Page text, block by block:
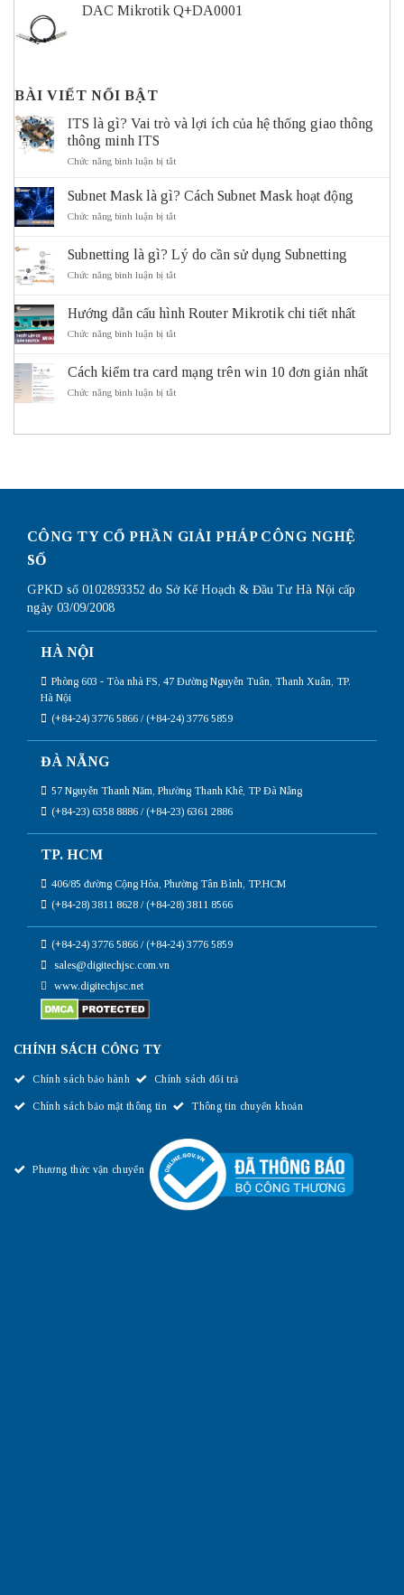
DAC Mikrotik Q+DA0001
BÀI VIẾT NỔI BẬT
ITS là gì? Vai trò và lợi ích của hệ thống giao thông
thông minh ITS
Chức năng bình luận bị tắtở
gì?
Vai
lợi
thống
thông
ITS
Subnet Mask là gì? Cách Subnet Mask hoạt động
Chức năng bình luận bị tắtở
là
Mask
động
Subnetting là gì? Lý do cần sử dụng Subnetting
Chức năng bình luận bị tắtở
gì?
sử
dụng
Subnetting
Hướng dẫn cấu hình Router Mikrotik chi tiết nhất
Chức năng bình luận bị tắtở
cấu
Cách kiểm tra card mạng trên win 10 đơn giản nhất
Chức năng bình luận bị tắtở
tra
nhất
CÔNG TY CỔ PHẦN GIẢI PHÁP CÔNG NGHỆ
SỐ
GPKD số 0102893352 do Sở Kế Hoạch & Đầu Tư Hà Nội cấp
ngày 03/09/2008
HÀ NỘI
Phòng 603 - Tòa nhà FS, 47 Đường Nguyễn Tuân, Thanh Xuân, TP.
Hà Nội
(+84-24) 3776 5866 / (+84-24) 3776 5859
ĐÀ NẴNG
57 Nguyễn Thanh Năm, Phường Thanh Khê, TP Đà Nẵng
(+84-23) 6358 8886 / (+84-23) 6361 2886
TP. HCM
406/85 đường Cộng Hòa, Phường Tân Bình, TP.HCM
(+84-28) 3811 8628 / (+84-28) 3811 8566
(+84-24) 3776 5866 / (+84-24) 3776 5859
sales@digitechjsc.com.vn
www.digitechjsc.net
CHÍNH SÁCH CÔNG TY
Chính sách bảo hành Chính sách đổi trả
Chính sách bảo mật thông tin Thông tin chuyển khoản
Phương thức vận chuyển